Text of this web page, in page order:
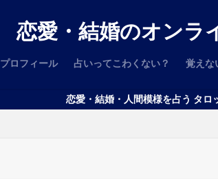
恋愛・結婚のオンラ
プロフィール 占いってこわくない？ 覚えな
恋愛・結婚・人間模様を占う タロット占い師